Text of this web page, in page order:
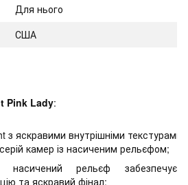
Для нього
США
Pink Lady:
з яскравими внутрішніми текстурами,
камер із насиченим рельєфом;
насичений рельєф забезпечує
та яскравий фінал;